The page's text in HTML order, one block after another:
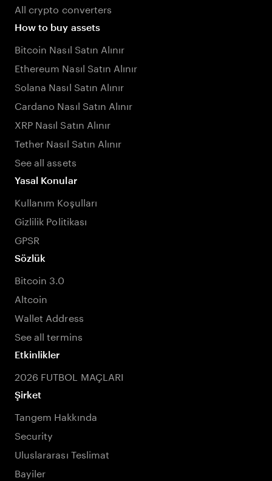
All crypto converters
How to buy assets
Bitcoin Nasıl Satın Alınır
Ethereum Nasıl Satın Alınır
Solana Nasıl Satın Alınır
Cardano Nasıl Satın Alınır
XRP Nasıl Satın Alınır
Tether Nasıl Satın Alınır
See all assets
Yasal Konular
Kullanım Koşulları
Gizlilik Politikası
GPSR
Sözlük
Bitcoin 3.0
Altcoin
Wallet Address
See all termins
Etkinlikler
2026 FUTBOL MAÇLARI
Şirket
Tangem Hakkında
Security
Uluslararası Teslimat
Bayiler